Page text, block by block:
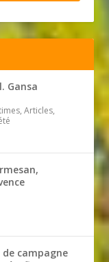
Gansa
Articles,
campagne